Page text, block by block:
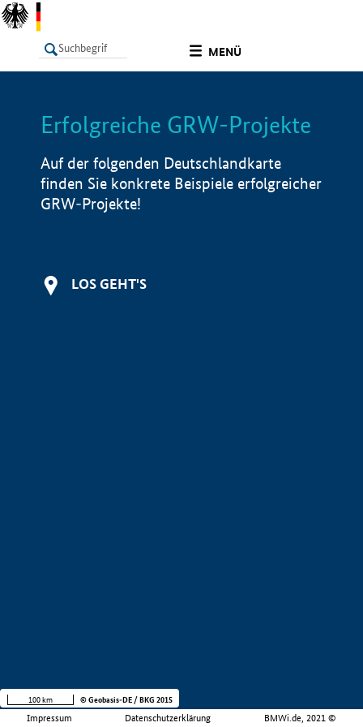
MENÜ
LISTE Info
Erfolgreiche GRW-Projekte
Auf der folgenden Deutschlandkarte
finden Sie konkrete Beispiele erfolgreicher
GRW-Projekte!
LOS GEHT'S
Impressum Datenschutzerklärung BMWi.de, 2021 ©
100 km © Geobasis-DE / BKG 2015